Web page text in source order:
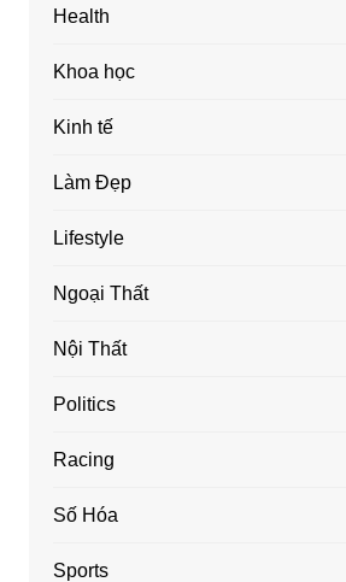
Health
Khoa học
Kinh tế
Làm Đẹp
Lifestyle
Ngoại Thất
Nội Thất
Politics
Racing
Số Hóa
Sports